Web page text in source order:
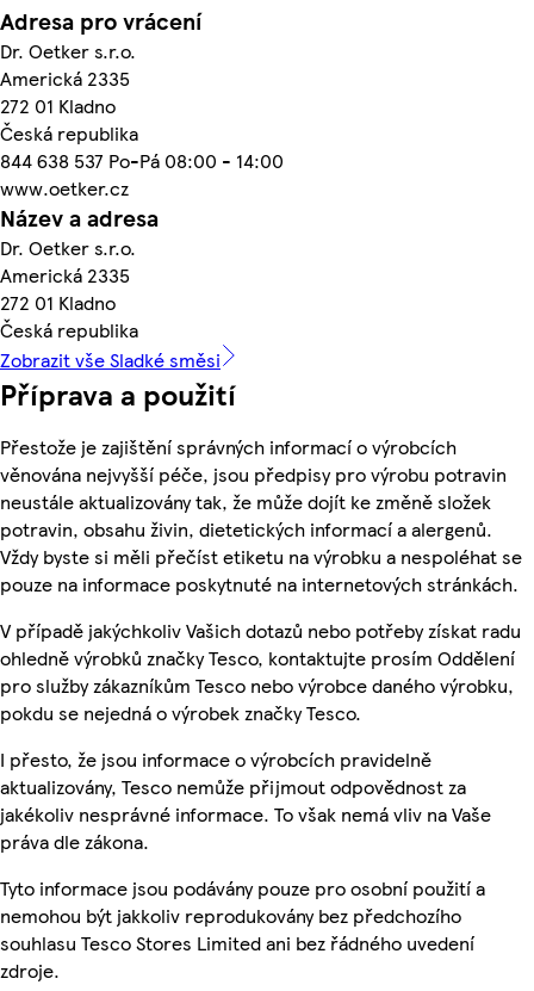
Adresa pro vrácení
Dr. Oetker s.r.o.
Americká 2335
272 01 Kladno
Česká republika
844 638 537 Po-Pá 08:00 - 14:00
www.oetker.cz
Název a adresa
Dr. Oetker s.r.o.
Americká 2335
272 01 Kladno
Česká republika
Zobrazit vše Sladké směsi
Příprava a použití
Přestože je zajištění správných informací o výrobcích
věnována nejvyšší péče, jsou předpisy pro výrobu potravin
neustále aktualizovány tak, že může dojít ke změně složek
potravin, obsahu živin, dietetických informací a alergenů.
Vždy byste si měli přečíst etiketu na výrobku a nespoléhat se
pouze na informace poskytnuté na internetových stránkách.
V případě jakýchkoliv Vašich dotazů nebo potřeby získat radu
ohledně výrobků značky Tesco, kontaktujte prosím Oddělení
pro služby zákazníkům Tesco nebo výrobce daného výrobku,
pokdu se nejedná o výrobek značky Tesco.
I přesto, že jsou informace o výrobcích pravidelně
aktualizovány, Tesco nemůže přijmout odpovědnost za
jakékoliv nesprávné informace. To však nemá vliv na Vaše
práva dle zákona.
Tyto informace jsou podávány pouze pro osobní použití a
nemohou být jakkoliv reprodukovány bez předchozího
souhlasu Tesco Stores Limited ani bez řádného uvedení
zdroje.